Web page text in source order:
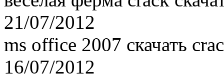
21/07/2012
ms office 2007 скачать
16/07/2012